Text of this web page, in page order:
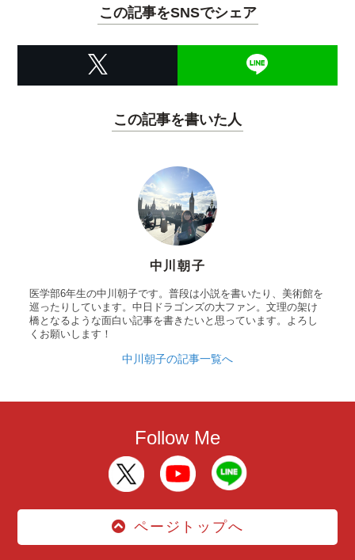
この記事をSNSでシェア
この記事を書いた人
中川朝子
医学部6年生の中川朝子です。普段は小説を書いたり、美術館を
巡ったりしています。中日ドラゴンズの大ファン。文理の架け
橋となるような面白い記事を書きたいと思っています。よろし
くお願いします！
中川朝子の記事一覧へ
Follow Me
ページトップへ